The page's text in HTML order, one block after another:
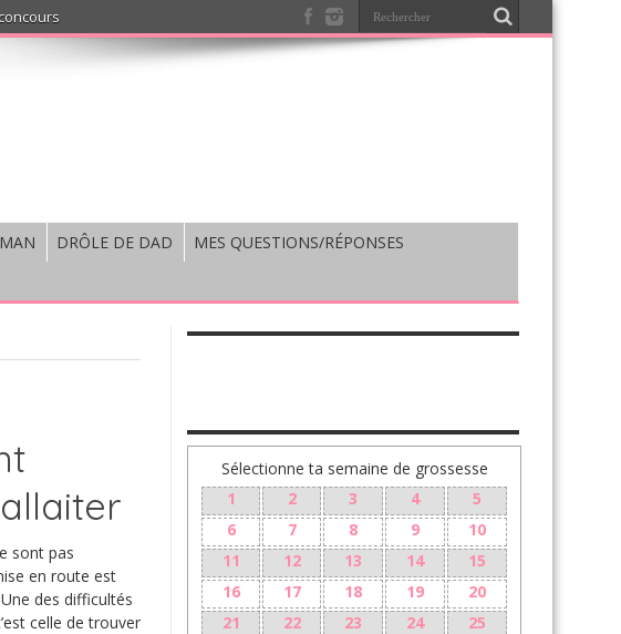
DRÔLE DE DAD
MES QUESTIONS/RÉPONSES
sont pas
en route est
des difficultés
celle de trouver
Sélectionne ta semaine de grossesse
1
2 3 4
5
6
7 8 9
10
11
12 13 14
15
16
17 18 19
20
21
22 23 24
25